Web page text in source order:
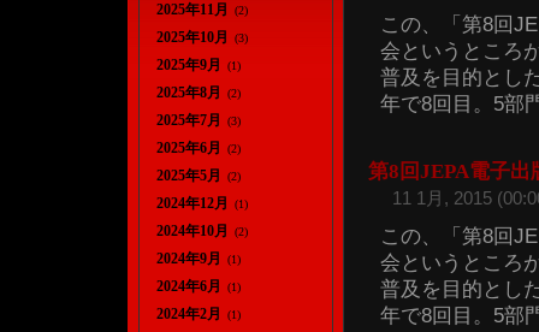
この、「第8回
会というところ
普及を目的とし
年で8回目。5部
第8回JEPA電子出
11 1月, 2015
この、「第8回
会というところ
普及を目的とし
年で8回目。5部
2025年11月 (2)
2025年10月 (3)
2025年9月 (1)
2025年8月 (2)
2025年7月 (3)
2025年6月 (2)
2025年5月 (2)
2024年12月 (1)
2024年10月 (2)
2024年9月 (1)
2024年6月 (1)
2024年2月 (1)